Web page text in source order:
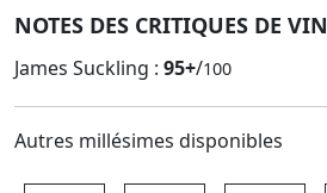
NOTES DES CRITIQUES DE VIN
James Suckling : 95+/100
Autres millésimes disponibles